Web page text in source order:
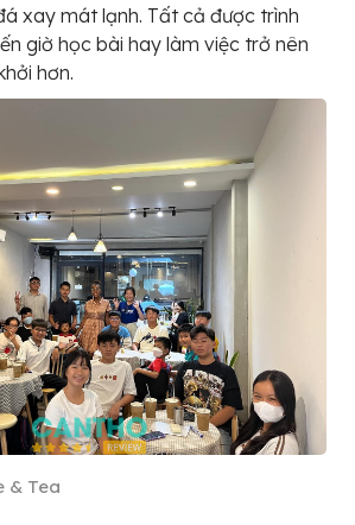
xay mát lạnh. Tất cả được trình
giờ học bài hay làm việc trở nên
hơn.
& Tea